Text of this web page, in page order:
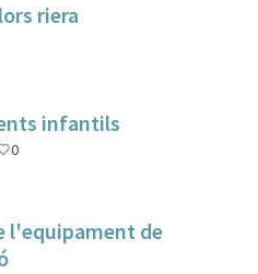
riera
infantils
0
l'equipament de